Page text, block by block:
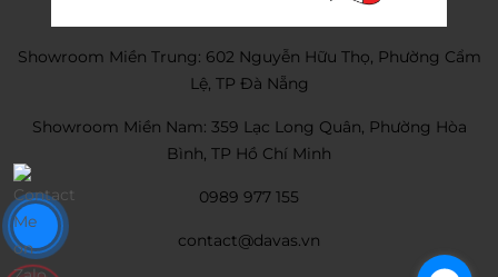
Showroom Miền Trung: 602 Nguyễn Hữu Thọ, Phường Cẩm
Lệ, TP Đà Nẵng
Showroom Miền Nam: 359 Lạc Long Quân, Phường Hòa
Bình, TP Hồ Chí Minh
0989 977 155
contact@davas.vn